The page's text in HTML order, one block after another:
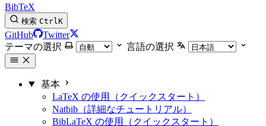
BibTeX
検索 CtrlK
GitHub
Twitter
テーマの選択
言語の選択
基本
LaTeX の使用（クイックスタート）
Natbib（詳細なチュートリアル）
BibLaTeX の使用（クイックスタート）